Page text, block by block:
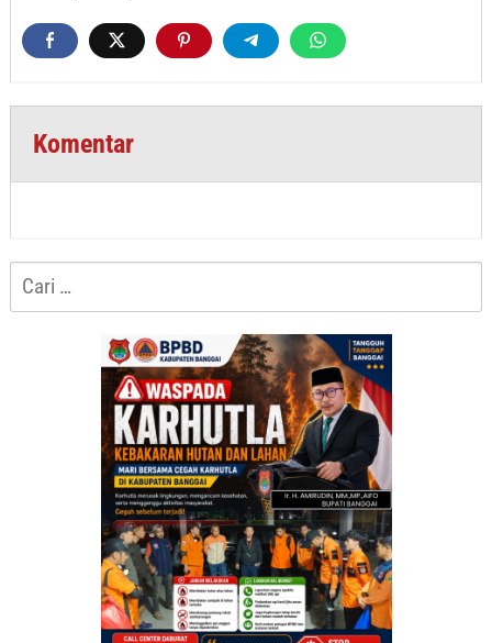
Komentar
Cari
untuk: